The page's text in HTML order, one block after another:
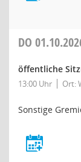
DO
öffentliche
13:00 Uhr Ort:
Sonstige